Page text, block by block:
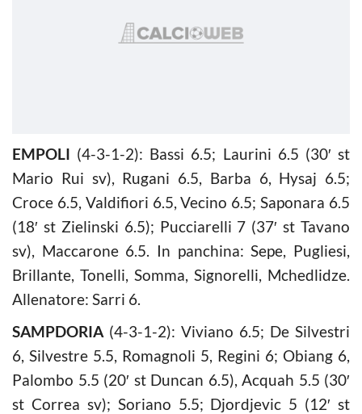
EMPOLI (4-3-1-2): Bassi 6.5; Laurini 6.5 (30′ st
Mario Rui sv), Rugani 6.5, Barba 6, Hysaj 6.5;
Croce 6.5, Valdifiori 6.5, Vecino 6.5; Saponara 6.5
(18′ st Zielinski 6.5); Pucciarelli 7 (37′ st Tavano
sv), Maccarone 6.5. In panchina: Sepe, Pugliesi,
Brillante, Tonelli, Somma, Signorelli, Mchedlidze.
Allenatore: Sarri 6.
SAMPDORIA (4-3-1-2): Viviano 6.5; De Silvestri
6, Silvestre 5.5, Romagnoli 5, Regini 6; Obiang 6,
Palombo 5.5 (20′ st Duncan 6.5), Acquah 5.5 (30′
st Correa sv); Soriano 5.5; Djordjevic 5 (12′ st